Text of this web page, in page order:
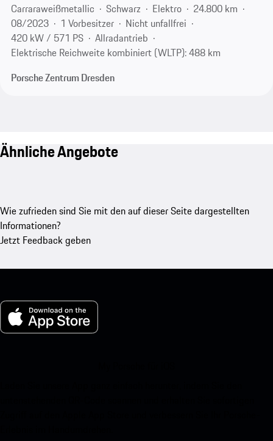
Carraraweißmetallic
Schwarz Elektro
24.800 km
08/2023
1 Vorbesitzer
Nicht unfallfrei
420 kW / 571 PS
Allradantrieb
Elektrische Reichweite kombiniert (WLTP): 488 km
Porsche Zentrum Dresden
Ähnliche Angebote
Wie zufrieden sind Sie mit den auf dieser Seite dargestellten
Informationen?
Jetzt Feedback geben